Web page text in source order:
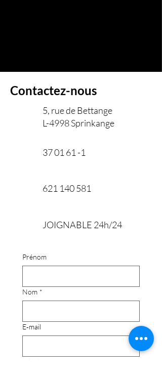
Contactez-nous
5, rue de Bettange
L-4998 Sprinkange
37 01 61 -1
621 140 581
JOIGNABLE 24h/24
Prénom
Nom *
E‑mail
Téléphone